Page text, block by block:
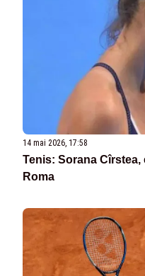
14 mai 2026, 17:58
Tenis: Sorana
Roma